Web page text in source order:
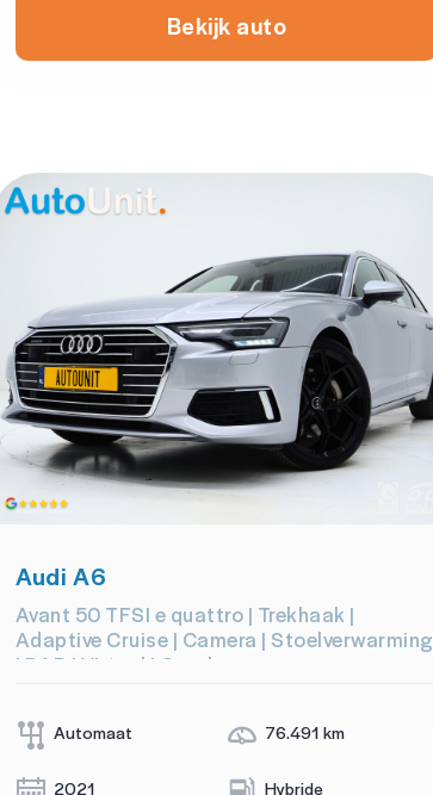
Bekijk auto
Audi A6
Avant 50 TFSI e quattro | Trekhaak |
Adaptive Cruise | Camera | Stoelverwarming
| DAB | Virtual | Carplay
Automaat 76.491 km
2021 Hybride